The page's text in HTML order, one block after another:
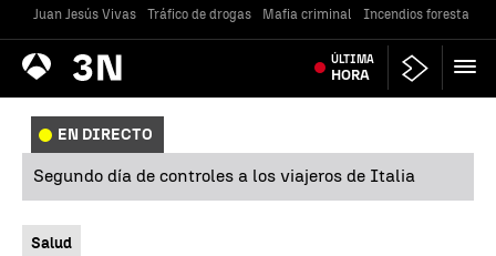
Juan Jesús Vivas Tráfico de drogas Mafia criminal Incendios forestales
Antena
3 Noticias ÚLTIMA
HORA
EN DIRECTO
Segundo día de controles a los viajeros de Italia
Salud